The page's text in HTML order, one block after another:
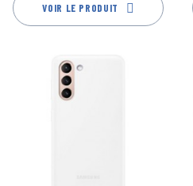
VOIR LE PRODUIT